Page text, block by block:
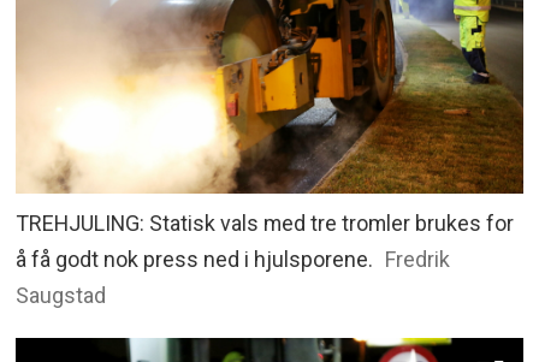
TREHJULING: Statisk vals med tre tromler brukes for
å få godt nok press ned i hjulsporene. Fredrik
Saugstad